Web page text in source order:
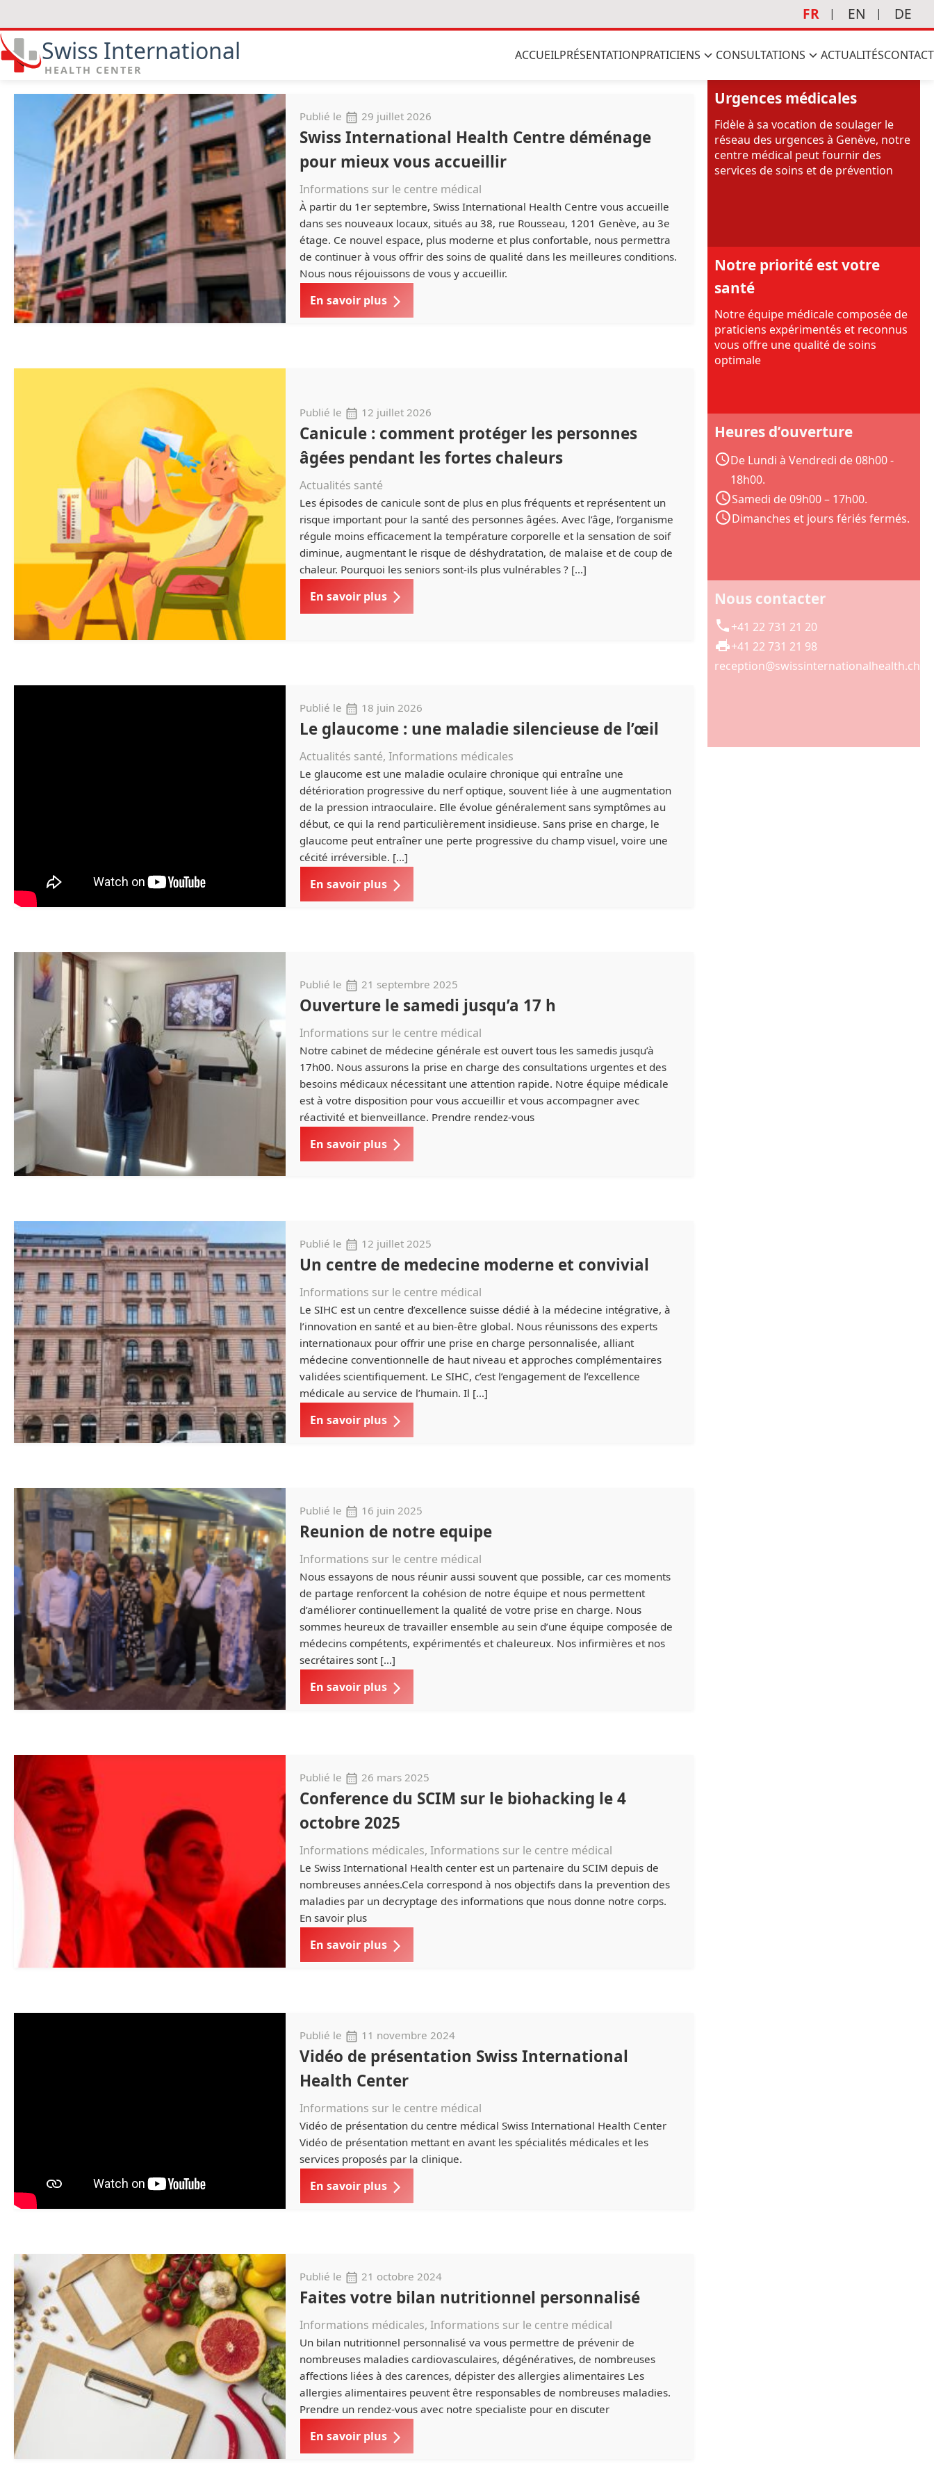
FR EN DE
Swiss International
HEALTH CENTER
ACCUEILPRÉSENTATIONPRATICIENS CONSULTATIONS ACTUALITÉSCONTACT
Publié le 29 juillet 2026
Swiss International Health Centre déménage
pour mieux vous accueillir
Informations sur le centre médical
À partir du 1er septembre, Swiss International Health Centre vous accueille
dans ses nouveaux locaux, situés au 38, rue Rousseau, 1201 Genève, au 3e
étage. Ce nouvel espace, plus moderne et plus confortable, nous permettra
de continuer à vous offrir des soins de qualité dans les meilleures conditions.
Nous nous réjouissons de vous y accueillir.
En savoir plus
Publié le 12 juillet 2026
Canicule : comment protéger les personnes
âgées pendant les fortes chaleurs
Actualités santé
Les épisodes de canicule sont de plus en plus fréquents et représentent un
risque important pour la santé des personnes âgées. Avec l’âge, l’organisme
régule moins efficacement la température corporelle et la sensation de soif
diminue, augmentant le risque de déshydratation, de malaise et de coup de
chaleur. Pourquoi les seniors sont-ils plus vulnérables ? […]
En savoir plus
Publié le 18 juin 2026
Le glaucome : une maladie silencieuse de l’œil
Actualités santé, Informations médicales
Le glaucome est une maladie oculaire chronique qui entraîne une
détérioration progressive du nerf optique, souvent liée à une augmentation
de la pression intraoculaire. Elle évolue généralement sans symptômes au
début, ce qui la rend particulièrement insidieuse. Sans prise en charge, le
glaucome peut entraîner une perte progressive du champ visuel, voire une
cécité irréversible. […]
En savoir plus
Publié le 21 septembre 2025
Ouverture le samedi jusqu’a 17 h
Informations sur le centre médical
Notre cabinet de médecine générale est ouvert tous les samedis jusqu’à
17h00. Nous assurons la prise en charge des consultations urgentes et des
besoins médicaux nécessitant une attention rapide. Notre équipe médicale
est à votre disposition pour vous accueillir et vous accompagner avec
réactivité et bienveillance. Prendre rendez-vous
En savoir plus
Publié le 12 juillet 2025
Un centre de medecine moderne et convivial
Informations sur le centre médical
Le SIHC est un centre d’excellence suisse dédié à la médecine intégrative, à
l’innovation en santé et au bien-être global. Nous réunissons des experts
internationaux pour offrir une prise en charge personnalisée, alliant
médecine conventionnelle de haut niveau et approches complémentaires
validées scientifiquement. Le SIHC, c’est l’engagement de l’excellence
médicale au service de l’humain. Il […]
En savoir plus
Publié le 16 juin 2025
Reunion de notre equipe
Informations sur le centre médical
Nous essayons de nous réunir aussi souvent que possible, car ces moments
de partage renforcent la cohésion de notre équipe et nous permettent
d’améliorer continuellement la qualité de votre prise en charge. Nous
sommes heureux de travailler ensemble au sein d’une équipe composée de
médecins compétents, expérimentés et chaleureux. Nos infirmières et nos
secrétaires sont […]
En savoir plus
Publié le 26 mars 2025
Conference du SCIM sur le biohacking le 4
octobre 2025
Informations médicales, Informations sur le centre médical
Le Swiss International Health center est un partenaire du SCIM depuis de
nombreuses années.Cela correspond à nos objectifs dans la prevention des
maladies par un decryptage des informations que nous donne notre corps.
En savoir plus
En savoir plus
Publié le 11 novembre 2024
Vidéo de présentation Swiss International
Health Center
Informations sur le centre médical
Vidéo de présentation du centre médical Swiss International Health Center
Vidéo de présentation mettant en avant les spécialités médicales et les
services proposés par la clinique.
En savoir plus
Publié le 21 octobre 2024
Faites votre bilan nutritionnel personnalisé
Informations médicales, Informations sur le centre médical
Un bilan nutritionnel personnalisé va vous permettre de prévenir de
nombreuses maladies cardiovasculaires, dégénératives, de nombreuses
affections liées à des carences, dépister des allergies alimentaires Les
allergies alimentaires peuvent être responsables de nombreuses maladies.
Prendre un rendez-vous avec notre specialiste pour en discuter
En savoir plus
Urgences médicales
Fidèle à sa vocation de soulager le
réseau des urgences à Genève, notre
centre médical peut fournir des
services de soins et de prévention
Notre priorité est votre
santé
Notre équipe médicale composée de
praticiens expérimentés et reconnus
vous offre une qualité de soins
optimale
Heures d’ouverture
De Lundi à Vendredi de 08h00 -
18h00.
Samedi de 09h00 – 17h00.
Dimanches et jours fériés fermés.
Nous contacter
+41 22 731 21 20
+41 22 731 21 98
reception@swissinternationalhealth.ch